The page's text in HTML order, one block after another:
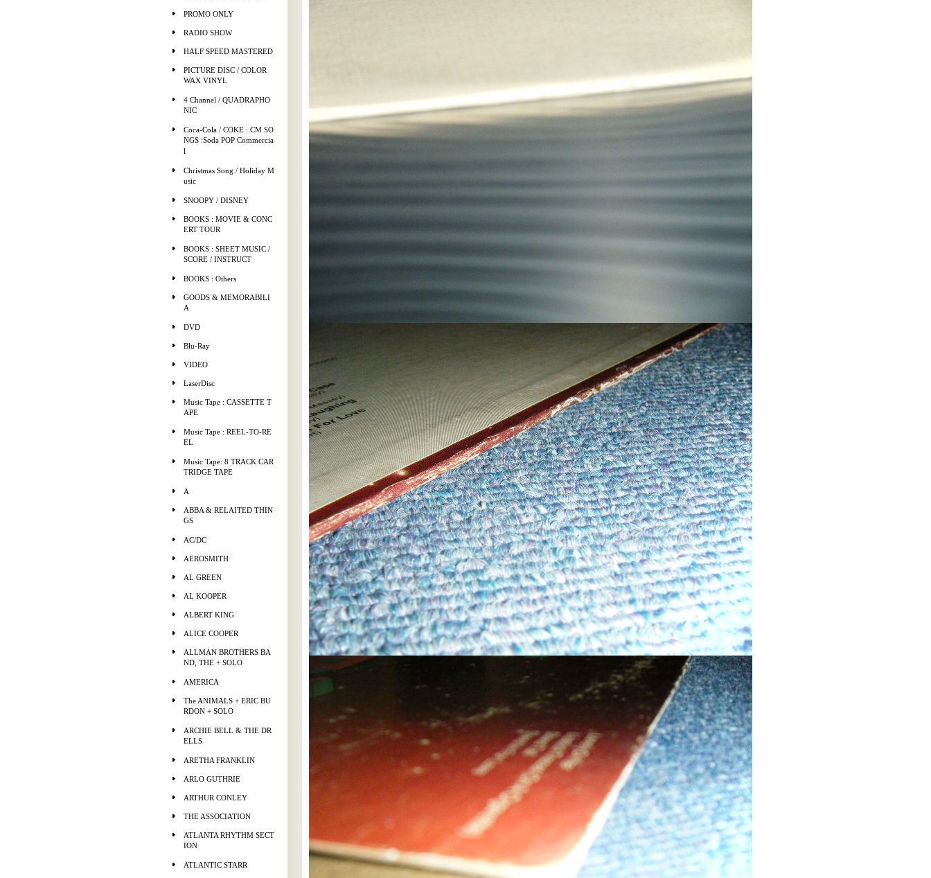
PROMO ONLY
RADIO SHOW
HALF SPEED MASTERED
PICTURE DISC / COLOR
WAX VINYL
4 Channel / QUADRAPHO
NIC
Coca-Cola / COKE : CM SO
NGS :Soda POP Commercia
l
Christmas Song / Holiday M
usic
SNOOPY / DISNEY
BOOKS : MOVIE & CONC
ERT TOUR
BOOKS : SHEET MUSIC /
SCORE / INSTRUCT
BOOKS : Others
GOODS & MEMORABILI
A
DVD
Blu-Ray
VIDEO
LaserDisc
Music Tape : CASSETTE T
APE
Music Tape : REEL-TO-RE
EL
Music Tape: 8 TRACK CAR
TRIDGE TAPE
A
ABBA & RELAITED THIN
GS
AC/DC
AEROSMITH
AL GREEN
AL KOOPER
ALBERT KING
ALICE COOPER
ALLMAN BROTHERS BA
ND, THE + SOLO
AMERICA
The ANIMALS + ERIC BU
RDON + SOLO
ARCHIE BELL & THE DR
ELLS
ARETHA FRANKLIN
ARLO GUTHRIE
ARTHUR CONLEY
THE ASSOCIATION
ATLANTA RHYTHM SECT
ION
ATLANTIC STARR